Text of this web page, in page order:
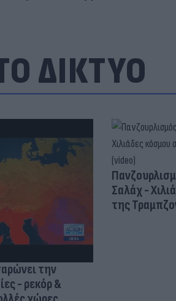
ΔΙΚΤΥΟ
την
- ρεκόρ &
Σαλάχ -
της